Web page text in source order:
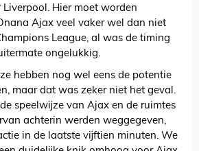
Hier moet worden
Ajax veel vaker wel dan niet
League, al was de timing
ongelukkig.
hebben nog wel eens de potentie
maar dat was zeker niet het geval.
speelwijze van Ajax en de ruimtes
achterin werden weggegeven,
in de laatste vijftien minuten. We